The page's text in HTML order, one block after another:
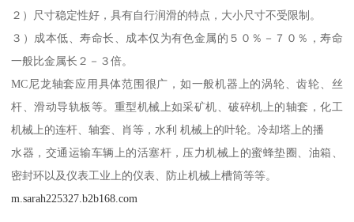
２）尺寸稳定性好，具有自行润滑的特点，大小尺寸不受限制。
３）成本低、寿命长、成本仅为有色金属的５０％－７０％，寿命
一般比金属长２－３倍。
MC尼龙轴套应用具体范围很广，如一般机器上的涡轮、齿轮、丝
杆、滑动导轨板等。重型机械上如采矿机、破碎机上的轴套，化工
机械上的连杆、轴套、肖等，水利 机械上的叶轮。冷却塔上的播
水器，交通运输车辆上的活塞杆，压力机械上的蜜蜂垫圈、油箱、
密封环以及仪表工业上的仪表、防止机械上槽筒等等。
m.sarah225327.b2b168.com